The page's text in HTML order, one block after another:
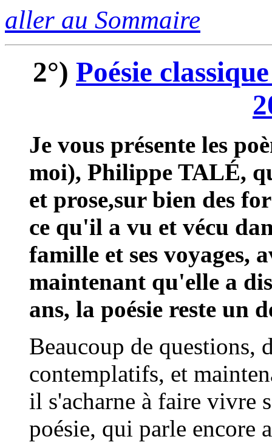
aller au Sommaire
2°) Poésie
Je vous présente les
moi), Philippe TALÉ,
et prose,sur bien des
ce qu'il a vu et vécu
famille et ses voyages,
maintenant qu'elle a
ans, la poésie reste un
Beaucoup de questions,
contemplatifs, et
il s'acharne à faire vivre
poésie, qui parle encore